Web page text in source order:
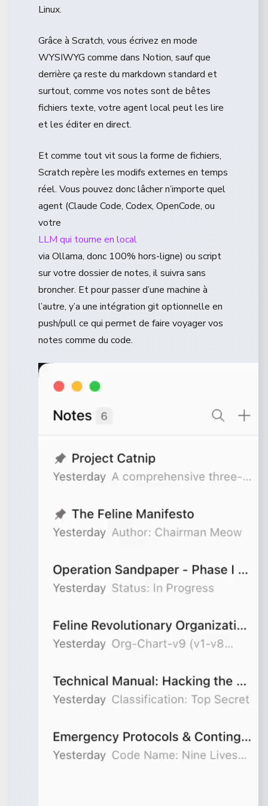
Linux.
Grâce à Scratch, vous écrivez en mode
WYSIWYG comme dans Notion, sauf que
derrière ça reste du markdown standard et
surtout, comme vos notes sont de bêtes
fichiers texte, votre agent local peut les lire
et les éditer en direct.
Et comme tout vit sous la forme de fichiers,
Scratch repère les modifs externes en temps
réel. Vous pouvez donc lâcher n’importe quel
agent (Claude Code, Codex, OpenCode, ou
votre
LLM qui tourne en local
via Ollama, donc 100% hors-ligne) ou script
sur votre dossier de notes, il suivra sans
broncher. Et pour passer d’une machine à
l’autre, y’a une intégration git optionnelle en
push/pull ce qui permet de faire voyager vos
notes comme du code.